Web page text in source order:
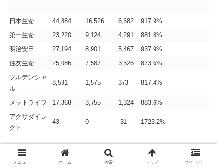
日本生命 44,884 16,526 6,682
917.9%
第一生命
23,220 9,124 4,291
881.8%
明治安田
27,194 8,901 5,467
937.9%
住友生命
25,086 7,587 3,526
873.6%
プルデンシャ
ル
8,591 1,575 373 817.4%
メットライフ 17,868 3,755 1,324
883.6%
アクサダイレ
クト
43 0 -31 1723.2%
2019年3月期の業績は不透明な市況環境が続くことや、円
メニュー ホーム 検索 トップ サイドバー